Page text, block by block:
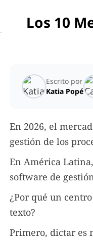
Los 10
Escrito por
Katia Popé
En 2026, el
gestión de los
En América Latina,
software de
¿Por qué un
texto?
Primero, dictar es